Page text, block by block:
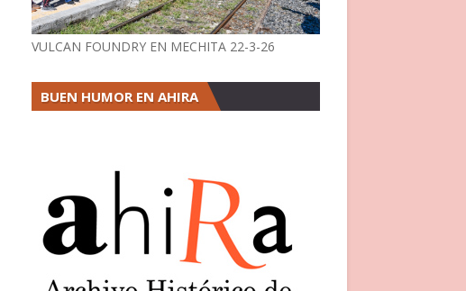
VULCAN FOUNDRY EN MECHITA 22-3-26
BUEN HUMOR EN AHIRA